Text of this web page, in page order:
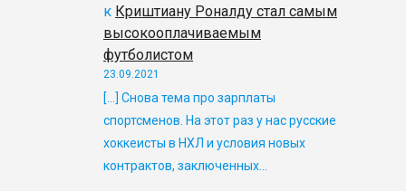
к Криштиану Роналду стал самым
высокооплачиваемым
футболистом
23.09.2021
[…] Снова тема про зарплаты
спортсменов. На этот раз у нас русские
хоккеисты в НХЛ и условия новых
контрактов, заключенных…